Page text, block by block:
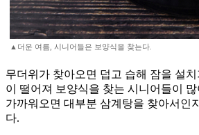
▲더운 여름, 시니어들은 보양식을 찾는다.
무더위가 찾아오면 덥고 습해 잠을 설
이 떨어져 보양식을 찾는 시니어들이 많
가까워오면 대부분 삼계탕을 찾아서인
다.